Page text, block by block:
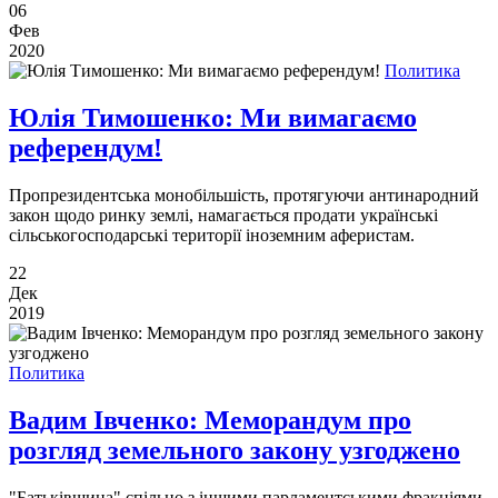
06
Фев
2020
Политика
Юлія Тимошенко: Ми вимагаємо
референдум!
Пропрезидентська монобільшість, протягуючи антинародний
закон щодо ринку землі, намагається продати українські
сільськогосподарські території іноземним аферистам.
22
Дек
2019
Политика
Вадим Івченко: Меморандум про
розгляд земельного закону узгоджено